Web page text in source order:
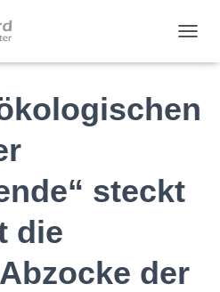
steckt
die
der